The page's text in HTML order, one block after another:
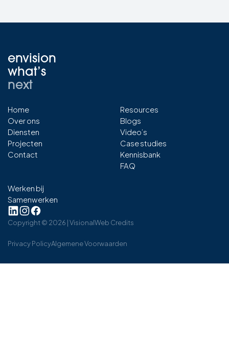
envision
what’s
next
Home
Over ons
Diensten
Projecten
Contact
Resources
Blogs
Video’s
Case studies
Kennisbank
FAQ
Werken bij
Samenwerken
Copyright © 2026 | VisionalWeb Credits
Privacy PolicyAlgemene Voorwaarden